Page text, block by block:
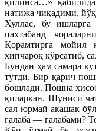
қилинса…»
натижа чиқадими,
Хуллас, бу
пахтабанд
Қорамтирга мойил
хипчароқ кўрсатиб,
Бундан ҳам самара
тутди. Бир қарич
бошлади. Пошна
қиларкан. Шуниси
сал юрмай акашак
ғалаба — ғалабами?